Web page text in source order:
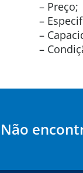
– Preço;
–
–
–
Não